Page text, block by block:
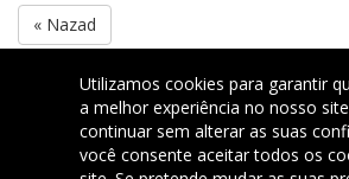
« Nazad
Podrška
Utilizamos cookies para garantir
a melhor experiência no nosso
continuar sem alterar as suas
você consente aceitar todos os